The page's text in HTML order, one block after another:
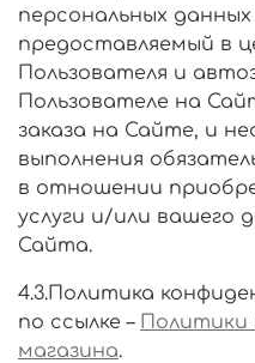
персональных
предоставляемый в
Пользователя и
Пользователе на
заказа на Сайте, и
выполнения
в отношении
услуги и/или вашего
Сайта.
4.3.Политика
по ссылке – Политики
магазина.